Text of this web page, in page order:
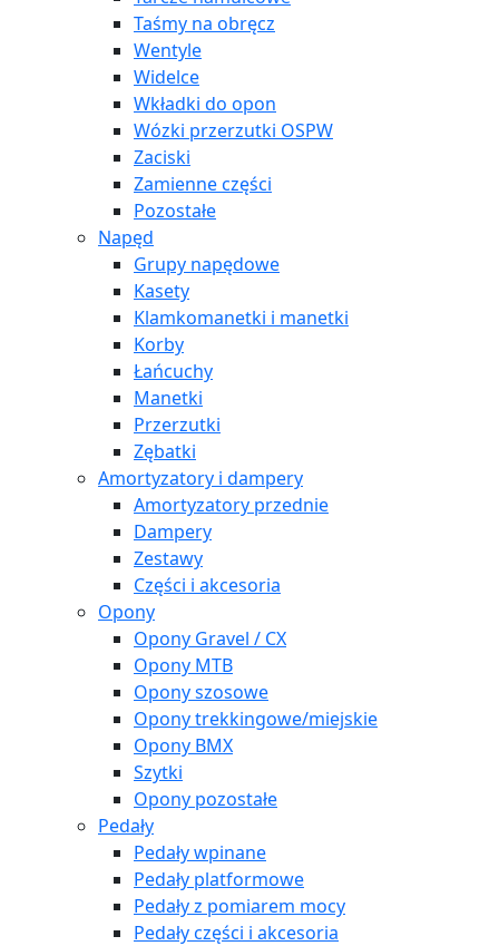
Taśmy na obręcz
Wentyle
Widelce
Wkładki do opon
Wózki przerzutki OSPW
Zaciski
Zamienne części
Pozostałe
Napęd
Grupy napędowe
Kasety
Klamkomanetki i manetki
Korby
Łańcuchy
Manetki
Przerzutki
Zębatki
Amortyzatory i dampery
Amortyzatory przednie
Dampery
Zestawy
Części i akcesoria
Opony
Opony Gravel / CX
Opony MTB
Opony szosowe
Opony trekkingowe/miejskie
Opony BMX
Szytki
Opony pozostałe
Pedały
Pedały wpinane
Pedały platformowe
Pedały z pomiarem mocy
Pedały części i akcesoria